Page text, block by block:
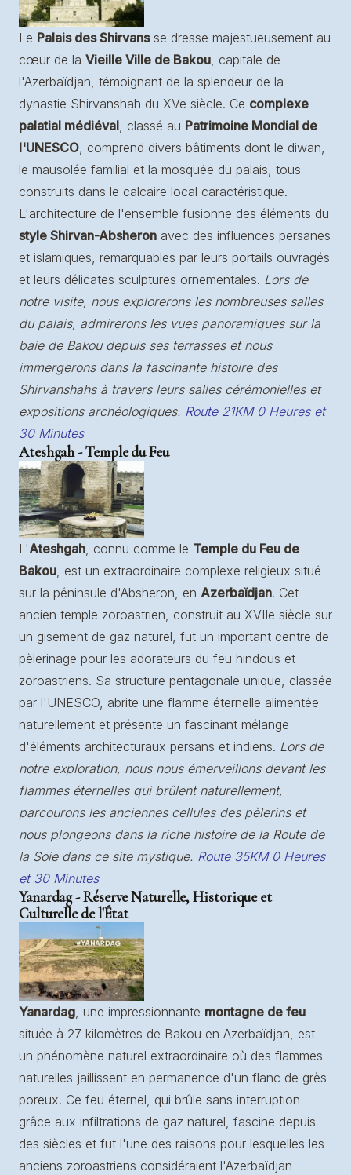
Le Palais des Shirvansse dresse majestueusement au
cœur de la Vieille Ville de Bakou, capitale de
l'Azerbaïdjan, témoignant de la splendeur de la
dynastie Shirvanshah du XVe siècle. Ce complexe
palatial médiéval, classé au Patrimoine Mondial de
l'UNESCO, comprend divers bâtiments dont le diwan,
le mausolée familial et la mosquée du palais, tous
construits dans le calcaire local caractéristique.
L'architecture de l'ensemble fusionne des éléments du
style Shirvan-Absheron avec des influences persanes
et islamiques, remarquables par leurs portails ouvragés
et leurs délicates sculptures ornementales. Lors de
notre visite, nous explorerons les nombreuses salles
du palais, admirerons les vues panoramiques sur la
baie de Bakou depuis ses terrasses et nous
immergerons dans la fascinante histoire des
Shirvanshahs à travers leurs salles cérémonielles et
expositions archéologiques. Route 21KM 0 Heures et
30 Minutes
Ateshgah - Temple du Feu
L'Ateshgah , connu comme le Temple du Feu de
Bakou , est un extraordinaire complexe religieux situé
sur la péninsule d'Absheron, en Azerbaïdjan. Cet
ancien temple zoroastrien, construit au XVIIe siècle sur
un gisement de gaz naturel, fut un important centre de
pèlerinage pour les adorateurs du feu hindous et
zoroastriens. Sa structure pentagonale unique, classée
par l'UNESCO, abrite une flamme éternelle alimentée
naturellement et présente un fascinant mélange
d'éléments architecturaux persans et indiens. Lors de
notre exploration, nous nous émerveillons devant les
flammes éternelles qui brûlent naturellement,
parcourons les anciennes cellules des pèlerins et
nous plongeons dans la riche histoire de la Route de
la Soie dans ce site mystique. Route 35KM 0 Heures
et 30 Minutes
Yanardag - Réserve Naturelle, Historique et
Culturelle de l'État
Yanardag, une impressionnante montagne de feu
située à 27 kilomètres de Bakou en Azerbaïdjan, est
un phénomène naturel extraordinaire où des flammes
naturelles jaillissent en permanence d'un flanc de grès
poreux. Ce feu éternel, qui brûle sans interruption
grâce aux infiltrations de gaz naturel, fascine depuis
des siècles et fut l'une des raisons pour lesquelles les
anciens zoroastriens considéraient l'Azerbaïdjan